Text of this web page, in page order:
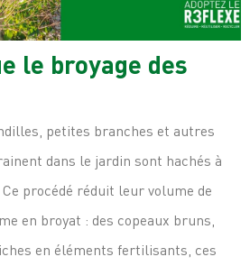
le broyage des
petites branches et autres
dans le jardin sont hachés à
Ce procédé réduit leur volume de
en broyat : des copeaux bruns,
en éléments fertilisants, ces